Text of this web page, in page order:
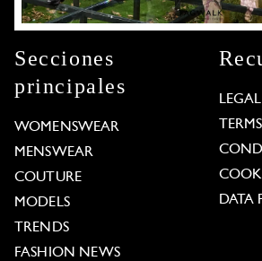
Secciones
principales
WOMENSWEAR
MENSWEAR
COUTURE
MODELS
TRENDS
FASHION NEWS
LEGAL
DATA